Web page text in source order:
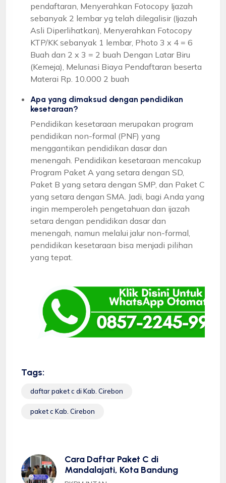
pendaftaran, Menyerahkan Fotocopy Ijazah
sebanyak 2 lembar yg telah dilegalisir (Ijazah
Asli Diperlihatkan), Menyerahkan Fotocopy
KTP/KK sebanyak 1 lembar, Photo 3 x 4 = 6
Buah dan 2 x 3 = 2 buah Dengan Latar Biru
(Kemeja), Melunasi Biaya Pendaftaran beserta
Materai Rp. 10.000 2 buah
Apa yang dimaksud dengan pendidikan
kesetaraan?
Pendidikan kesetaraan merupakan program
pendidikan non-formal (PNF) yang
menggantikan pendidikan dasar dan
menengah. Pendidikan kesetaraan mencakup
Program Paket A yang setara dengan SD,
Paket B yang setara dengan SMP, dan Paket C
yang setara dengan SMA. Jadi, bagi Anda yang
ingin memperoleh pengetahuan dan ijazah
setara dengan pendidikan dasar dan
menengah, namun melalui jalur non-formal,
pendidikan kesetaraan bisa menjadi pilihan
yang tepat.
Tags:
daftar paket c di Kab. Cirebon
paket c Kab. Cirebon
Cara Daftar Paket C di
Mandalajati, Kota Bandung